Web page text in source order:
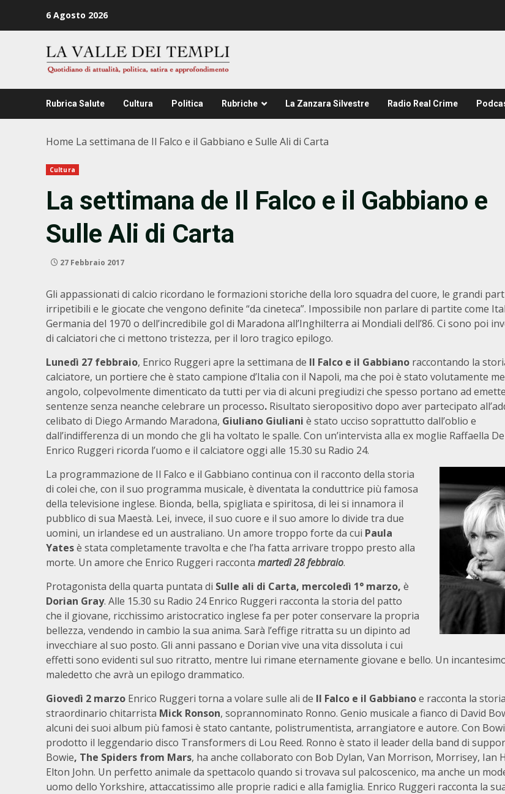
6 Agosto 2026
Rubrica Salute Cultura Politica Rubriche La Zanzara Silvestre Radio Real Crime
Home La settimana de Il Falco e il Gabbiano e Sulle Ali di Carta
Cultura
La settimana de Il Falco e il Gabbiano e
Sulle Ali di Carta
27 Febbraio 2017
Gli appassionati di calcio ricordano le formazioni storiche della loro squadra del cuore, le grandi
irripetibili e le giocate che vengono definite “da cineteca”. Impossibile non parlare di partite come
Germania del 1970 o dell’incredibile gol di Maradona all’Inghilterra ai Mondiali dell’86. Ci sono poi
di calciatori che ci mettono tristezza, per il loro tragico epilogo.
Lunedì 27 febbraio, Enrico Ruggeri apre la settimana de Il Falco e il Gabbiano raccontando la
calciatore, un portiere che è stato campione d’Italia con il Napoli, ma che poi è stato volutamente
angolo, colpevolmente dimenticato da tutti per via di alcuni pregiudizi che spesso portano ad
sentenze senza neanche celebrare un processo. Risultato sieropositivo dopo aver partecipato
celibato di Diego Armando Maradona, Giuliano Giuliani è stato ucciso soprattutto dall’oblio e
dall’indifferenza di un mondo che gli ha voltato le spalle. Con un’intervista alla ex moglie Raffaella
Enrico Ruggeri ricorda l’uomo e il calciatore oggi alle 15.30 su Radio 24.
La programmazione de Il Falco e il Gabbiano continua con il racconto della storia
di colei che, con il suo programma musicale, è diventata la conduttrice più famosa
della televisione inglese. Bionda, bella, spigliata e spiritosa, di lei si innamora il
pubblico di sua Maestà. Lei, invece, il suo cuore e il suo amore lo divide tra due
uomini, un irlandese ed un australiano. Un amore troppo forte da cui Paula
Yatesè stata completamente travolta e che l’ha fatta arrivare troppo presto alla
morte. Un amore che Enrico Ruggeri racconta martedì 28 febbraio.
Protagonista della quarta puntata di Sulle ali di Carta, mercoledì 1° marzo, è
Dorian Gray. Alle 15.30 su Radio 24 Enrico Ruggeri racconta la storia del patto
che il giovane, ricchissimo aristocratico inglese fa per poter conservare la propria
bellezza, vendendo in cambio la sua anima. Sarà l’effige ritratta su un dipinto ad
invecchiare al suo posto. Gli anni passano e Dorian vive una vita dissoluta i cui
effetti sono evidenti sul suo ritratto, mentre lui rimane eternamente giovane e bello. Un
maledetto che avrà un epilogo drammatico.
Giovedì 2 marzo Enrico Ruggeri torna a volare sulle ali de Il Falco e il Gabbianoe racconta la
straordinario chitarrista Mick Ronson, soprannominato Ronno. Genio musicale a fianco di David
alcuni dei suoi album più famosi è stato cantante, polistrumentista, arrangiatore e autore. Con
prodotto il leggendario disco Transformers di Lou Reed. Ronno è stato il leader della band di
Bowie, The Spiders from Mars, ha anche collaborato con Bob Dylan, Van Morrison, Morrisey, Ian
Elton John. Un perfetto animale da spettacolo quando si trovava sul palcoscenico, ma anche un
uomo dello Yorkshire, attaccatissimo alle proprie radici e alla famiglia. Enrico Ruggeri racconta la